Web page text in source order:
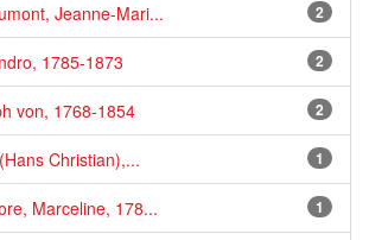
2
Jeanne-Mari...
2
1785-1873
2
von, 1768-1854
1
Christian),...
1
Marceline, 178...